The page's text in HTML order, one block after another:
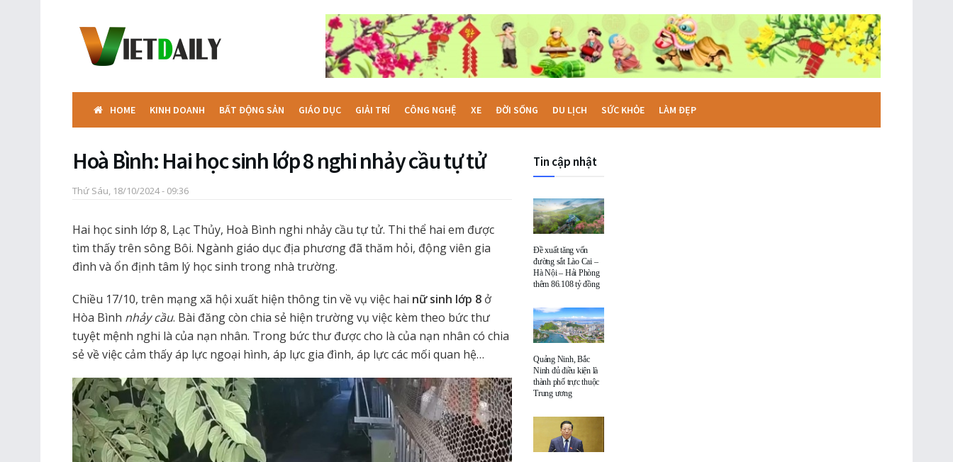
HOME KINH DOANH BẤT ĐỘNG SẢN GIÁO DỤC GIẢI TRÍ CÔNG NGHỆ XE ĐỜI SỐNG DU LỊCH SỨC KHỎE LÀM ĐẸP
Hoà Bình: Hai học sinh lớp 8 nghi nhảy cầu tự tử
Thứ Sáu, 18/10/2024 - 09:36
Hai học sinh lớp 8, Lạc Thủy, Hoà Bình nghi nhảy cầu tự tử. Thi thể hai em được
tìm thấy trên sông Bôi. Ngành giáo dục địa phương đã thăm hỏi, động viên gia
đình và ổn định tâm lý học sinh trong nhà trường.
Chiều 17/10, trên mạng xã hội xuất hiện thông tin về vụ việc hai nữ sinh lớp 8 ở
Hòa Bình nhảy cầu. Bài đăng còn chia sẻ hiện trường vụ việc kèm theo bức thư
tuyệt mệnh nghi là của nạn nhân. Trong bức thư được cho là của nạn nhân có chia
sẻ về việc cảm thấy áp lực ngoại hình, áp lực gia đình, áp lực các mối quan hệ…
Tin cập nhật
Đề xuất tăng vốn
đường sắt Lào Cai –
Hà Nội – Hải Phòng
thêm 86.108 tỷ đồng
Quảng Ninh, Bắc
Ninh đủ điều kiện là
thành phố trực thuộc
Trung ương